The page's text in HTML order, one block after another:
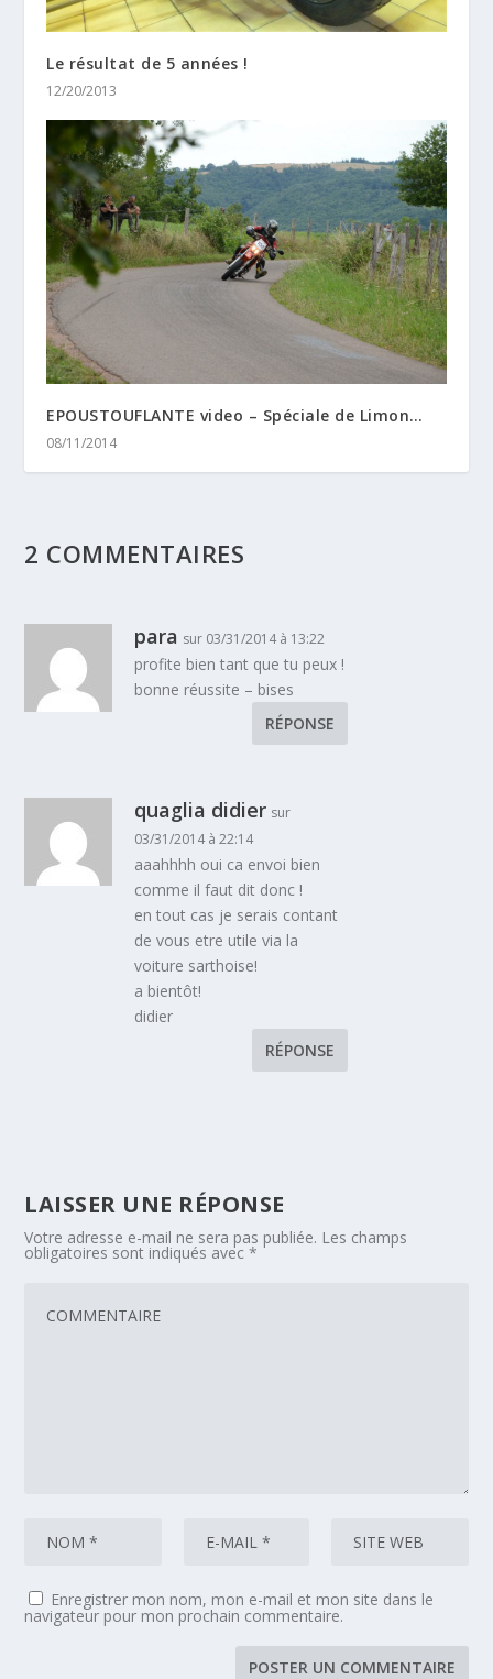
Le résultat de 5 années !
12/20/2013
EPOUSTOUFLANTE video – Spéciale de Limon…
08/11/2014
2 COMMENTAIRES
para sur 03/31/2014 à 13:22
profite bien tant que tu peux !
bonne réussite – bises
RÉPONSE
quaglia didier sur
03/31/2014 à 22:14
aaahhhh oui ca envoi bien
comme il faut dit donc !
en tout cas je serais contant
de vous etre utile via la
voiture sarthoise!
a bientôt!
didier
RÉPONSE
LAISSER UNE RÉPONSE
Votre adresse e-mail ne sera pas publiée. Les champs
obligatoires sont indiqués avec*
Enregistrer mon nom, mon e-mail et mon site dans le
navigateur pour mon prochain commentaire.